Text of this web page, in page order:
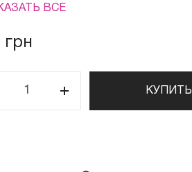
ВСЕ
грн
КУПИТЬ